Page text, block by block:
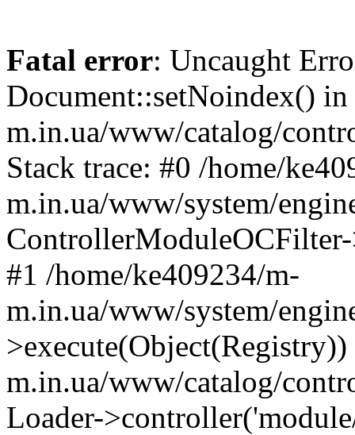
Fatal error: Uncaught
Document::setNoindex()
m.in.ua/www/catalog/
Stack trace: #0 /home/
m.in.ua/www/system/
#1 /home/ke409234/m-
m.in.ua/www/system/
m.in.ua/www/catalog/
Loader-